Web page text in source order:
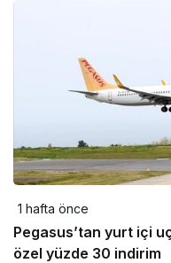
1 hafta önce
Pegasus’tan yurt içi
özel yüzde 30 indirim